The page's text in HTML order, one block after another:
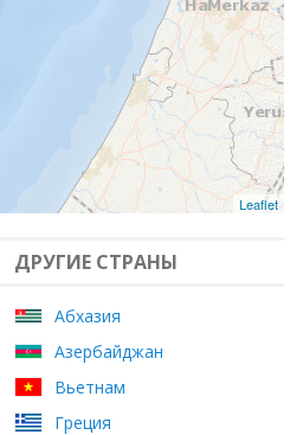
Leaflet
ДРУГИЕ СТРАНЫ
Абхазия
Азербайджан
Вьетнам
Греция